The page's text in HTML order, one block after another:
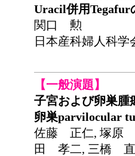
Uracil併用
関口 勲
日本産科婦人科学
【一般演題】
子宮および卵巣腫
卵巣parvilocular
佐藤 正仁, 塚原
田 孝二, 三橋